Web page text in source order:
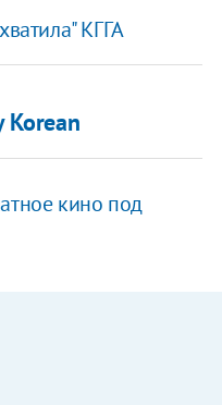
КГГА
Korean
кино под